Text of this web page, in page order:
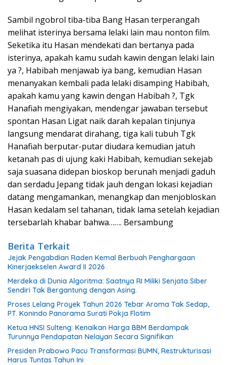
Sambil ngobrol tiba-tiba Bang Hasan terperangah
melihat isterinya bersama lelaki lain mau nonton film.
Seketika itu Hasan mendekati dan bertanya pada
isterinya, apakah kamu sudah kawin dengan lelaki lain
ya ?, Habibah menjawab iya bang, kemudian Hasan
menanyakan kembali pada lelaki disamping Habibah,
apakah kamu yang kawin dengan Habibah ?, Tgk
Hanafiah mengiyakan, mendengar jawaban tersebut
spontan Hasan Ligat naik darah kepalan tinjunya
langsung mendarat dirahang, tiga kali tubuh Tgk
Hanafiah berputar-putar diudara kemudian jatuh
ketanah pas di ujung kaki Habibah, kemudian sekejab
saja suasana didepan bioskop berunah menjadi gaduh
dan serdadu Jepang tidak jauh dengan lokasi kejadian
datang mengamankan, menangkap dan menjobloskan
Hasan kedalam sel tahanan, tidak lama setelah kejadian
tersebarlah khabar bahwa……. Bersambung
Berita Terkait
Jejak Pengabdian Raden Kemal Berbuah Penghargaan
Kinerjaekselen Award II 2026
Merdeka di Dunia Algoritma: Saatnya RI Miliki Senjata Siber
Sendiri Tak Bergantung dengan Asing.
Proses Lelang Proyek Tahun 2026 Tebar Aroma Tak Sedap,
PT. Konindo Panorama Surati Pokja Flotim
Ketua HNSI Sulteng: Kenaikan Harga BBM Berdampak
Turunnya Pendapatan Nelayan Secara Signifikan
Presiden Prabowo Pacu Transformasi BUMN, Restrukturisasi
Harus Tuntas Tahun Ini